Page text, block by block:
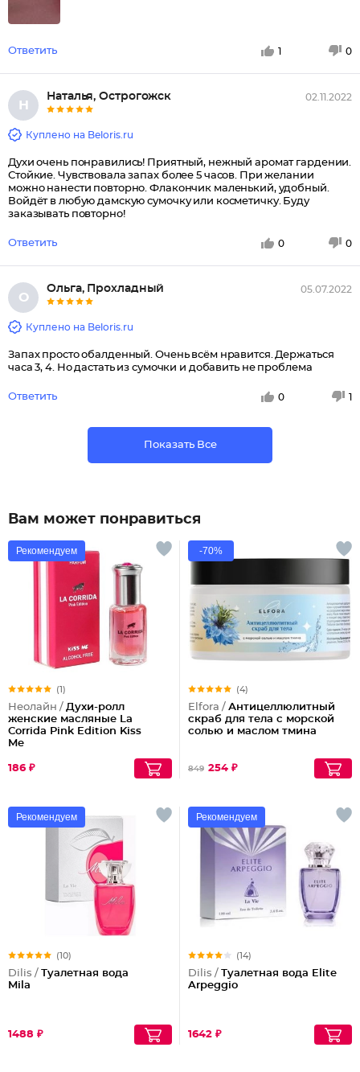
Ответить 1 0
Н
Наталья, Острогожск 02.11.2022
Куплено на Beloris.ru
Духи очень понравились! Приятный, нежный аромат гардении.
Стойкие. Чувствовала запах более 5 часов. При желании
можно нанести повторно. Флакончик маленький, удобный.
Войдёт в любую дамскую сумочку или косметичку. Буду
заказывать повторно!
Ответить 0 0
О
Ольга, Прохладный 05.07.2022
Куплено на Beloris.ru
Запах просто обалденный. Очень всём нравится. Держаться
часа 3, 4. Но дастать из сумочки и добавить не проблема
Ответить 0 1
Показать Все
Вам может понравиться
Рекомендуем
(1)
Неолайн / Духи-ролл
женские масляные La
Corrida Pink Edition Kiss
Me
186 ₽
-70%
(4)
Elfora / Антицеллюлитный
скраб для тела с морской
солью и маслом тмина
849 254 ₽
Рекомендуем
(10)
Dilis / Туалетная вода
Mila
1488 ₽
Рекомендуем
(14)
Dilis / Туалетная вода Elite
Arpeggio
1642 ₽